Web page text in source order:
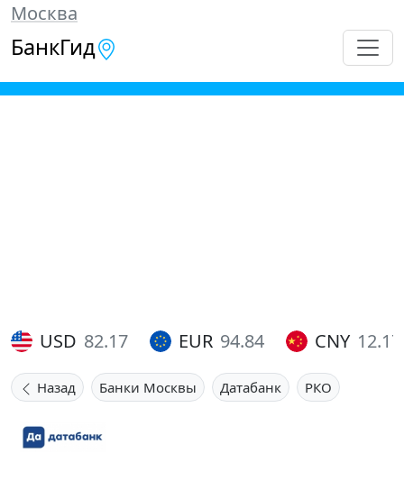
Москва
БанкГид
USD 82.17 EUR 94.84 CNY 12.17
Назад Банки Москвы Датабанк РКО